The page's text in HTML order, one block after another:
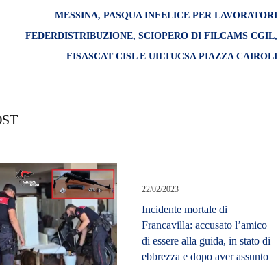
MESSINA, PASQUA INFELICE PER LAVORATORI
FEDERDISTRIBUZIONE, SCIOPERO DI FILCAMS CGIL,
FISASCAT CISL E UILTUCSA PIAZZA CAIROLI
22/02/2023
Incidente mortale di
Francavilla: accusato l’amico
di essere alla guida, in stato di
ebbrezza e dopo aver assunto